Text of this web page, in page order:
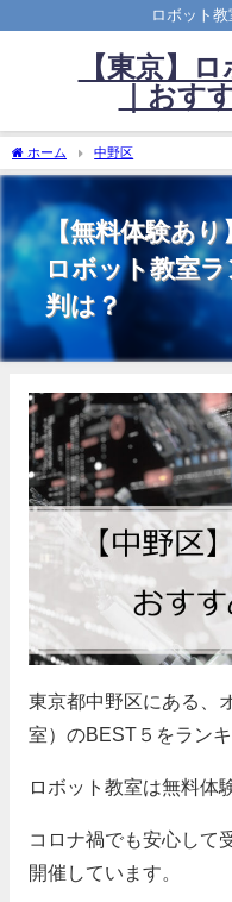
ロボット
【東京】
｜おす
ホーム 中野区
【無料体験あ
ロボット教室
判は？
東京都中野区にある、
室）のBEST５をラン
ロボット教室は無料体
コロナ禍でも安心して
開催しています。